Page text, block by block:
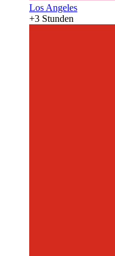
Los Angeles
+3 Stunden